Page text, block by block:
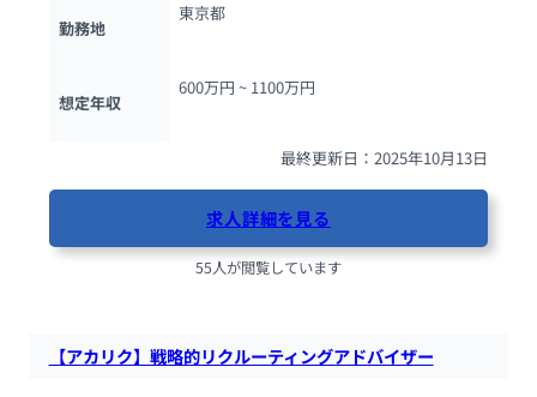
勤務地
東京都
想定年収
600万円 ~ 1100万円
最終更新日：2025年10月13日
求人詳細を見る
55人が閲覧しています
【アカリク】戦略的リクルーティングアドバイザー